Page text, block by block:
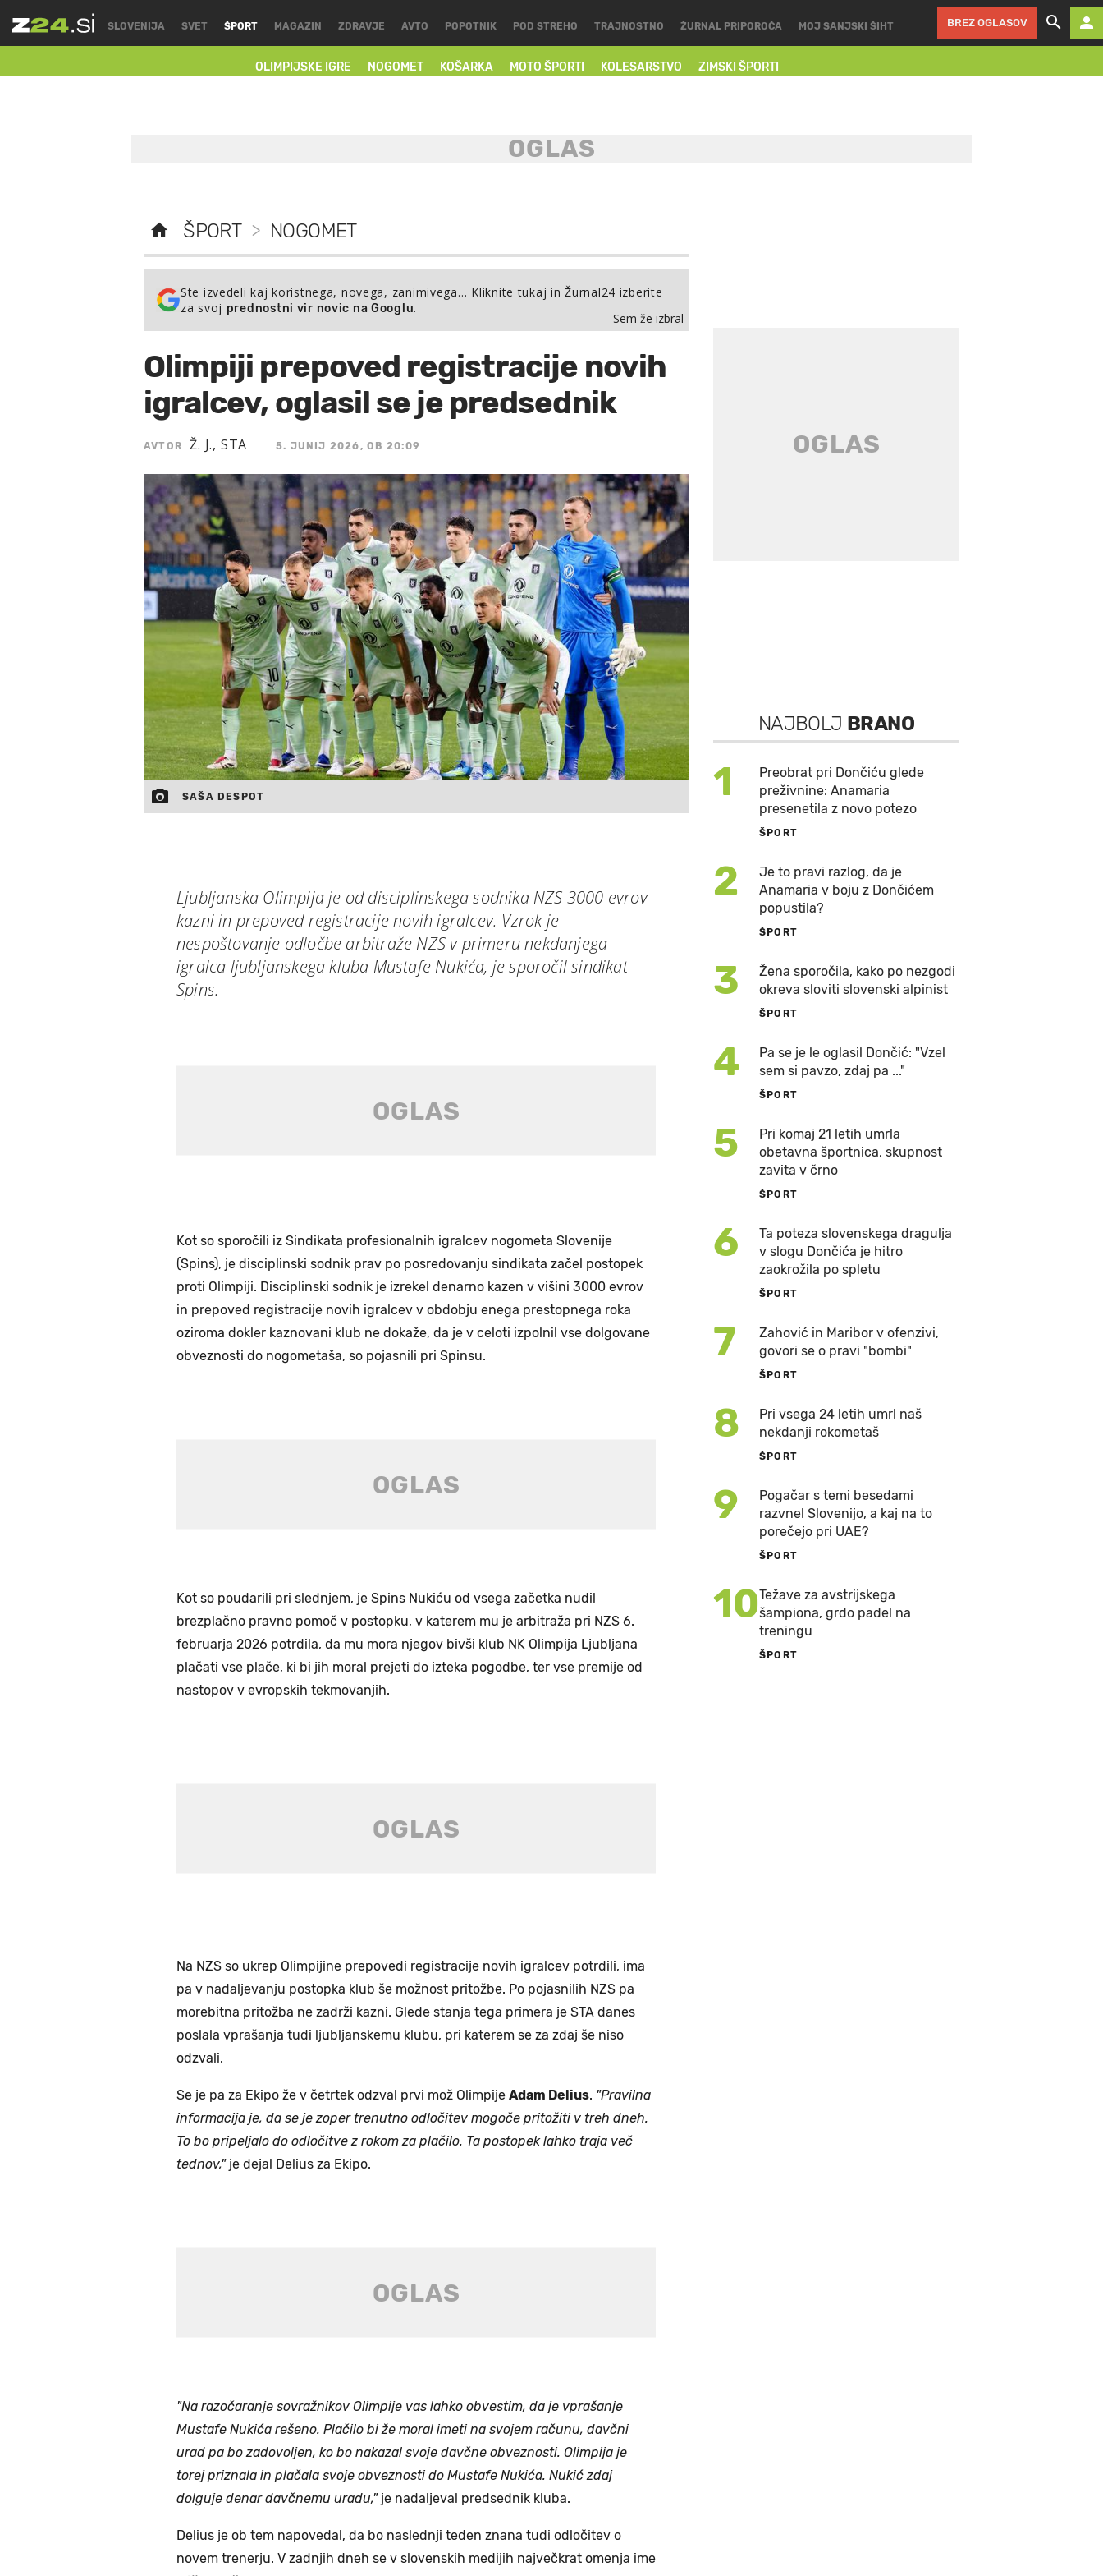
SLOVENIJA SVET ŠPORT
OLIMPIJSKE IGRE NOGOMET KOŠARKA MOTO ŠPORTI KOLESARSTVO ZIMSKI ŠPORTI
MAGAZIN ZDRAVJE AVTO POPOTNIK POD STREHO TRAJNOSTNO ŽURNAL PRIPOROČA MOJ SANJSKI ŠIHT BREZ OGLASOV
ŠPORT > NOGOMET
Ste izvedeli kaj koristnega, novega, zanimivega… Kliknite tukaj in Žurnal24 izberite
za svoj prednostni vir novic na Googlu.
Sem že izbral
Olimpiji prepoved registracije novih
igralcev, oglasil se je predsednik
AVTOR Ž. J., STA 5. JUNIJ 2026, OB 20:09
SAŠA DESPOT
Ljubljanska Olimpija je od disciplinskega sodnika NZS 3000 evrov
kazni in prepoved registracije novih igralcev. Vzrok je
nespoštovanje odločbe arbitraže NZS v primeru nekdanjega
igralca ljubljanskega kluba Mustafe Nukića, je sporočil sindikat
Spins.
Kot so sporočili iz Sindikata profesionalnih igralcev nogometa Slovenije
(Spins), je disciplinski sodnik prav po posredovanju sindikata začel postopek
proti Olimpiji. Disciplinski sodnik je izrekel denarno kazen v višini 3000 evrov
in prepoved registracije novih igralcev v obdobju enega prestopnega roka
oziroma dokler kaznovani klub ne dokaže, da je v celoti izpolnil vse dolgovane
obveznosti do nogometaša, so pojasnili pri Spinsu.
Kot so poudarili pri slednjem, je Spins Nukiću od vsega začetka nudil
brezplačno pravno pomoč v postopku, v katerem mu je arbitraža pri NZS 6.
februarja 2026 potrdila, da mu mora njegov bivši klub NK Olimpija Ljubljana
plačati vse plače, ki bi jih moral prejeti do izteka pogodbe, ter vse premije od
nastopov v evropskih tekmovanjih.
Na NZS so ukrep Olimpijine prepovedi registracije novih igralcev potrdili, ima
pa v nadaljevanju postopka klub še možnost pritožbe. Po pojasnilih NZS pa
morebitna pritožba ne zadrži kazni. Glede stanja tega primera je STA danes
poslala vprašanja tudi ljubljanskemu klubu, pri katerem se za zdaj še niso
odzvali.
Se je pa za Ekipo že v četrtek odzval prvi mož Olimpije Adam Delius. "Pravilna
informacija je, da se je zoper trenutno odločitev mogoče pritožiti v treh dneh.
To bo pripeljalo do odločitve z rokom za plačilo. Ta postopek lahko traja več
tednov,"je dejal Delius za Ekipo.
"Na razočaranje sovražnikov Olimpije vas lahko obvestim, da je vprašanje
Mustafe Nukića rešeno. Plačilo bi že moral imeti na svojem računu, davčni
urad pa bo zadovoljen, ko bo nakazal svoje davčne obveznosti. Olimpija je
torej priznala in plačala svoje obveznosti do Mustafe Nukića. Nukić zdaj
dolguje denar davčnemu uradu,"je nadaljeval predsednik kluba.
Delius je ob tem napovedal, da bo naslednji teden znana tudi odločitev o
novem trenerju. V zadnjih dneh se v slovenskih medijih največkrat omenja ime
NAJBOLJ BRANO
1
Preobrat pri Dončiću glede
preživnine: Anamaria
presenetila z novo potezo
ŠPORT
2
Je to pravi razlog, da je
Anamaria v boju z Dončićem
popustila?
ŠPORT
3
Žena sporočila, kako po nezgodi
okreva sloviti slovenski alpinist
ŠPORT
4
Pa se je le oglasil Dončić: "Vzel
sem si pavzo, zdaj pa ..."
ŠPORT
5
Pri komaj 21 letih umrla
obetavna športnica, skupnost
zavita v črno
ŠPORT
6
Ta poteza slovenskega dragulja
v slogu Dončića je hitro
zaokrožila po spletu
ŠPORT
7
Zahović in Maribor v ofenzivi,
govori se o pravi "bombi"
ŠPORT
8
Pri vsega 24 letih umrl naš
nekdanji rokometaš
ŠPORT
9
Pogačar s temi besedami
razvnel Slovenijo, a kaj na to
porečejo pri UAE?
ŠPORT
10Težave za avstrijskega
šampiona, grdo padel na
treningu
ŠPORT